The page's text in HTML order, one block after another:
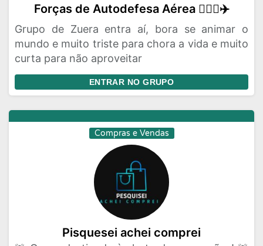
Forças de Autodefesa Aérea 👳🏾‍♂️✈️
Grupo de Zuera entra aí, bora se animar o
mundo e muito triste para chora a vida e muito
curta para não aproveitar
ENTRAR NO GRUPO
Compras e Vendas
Pisquesei achei comprei